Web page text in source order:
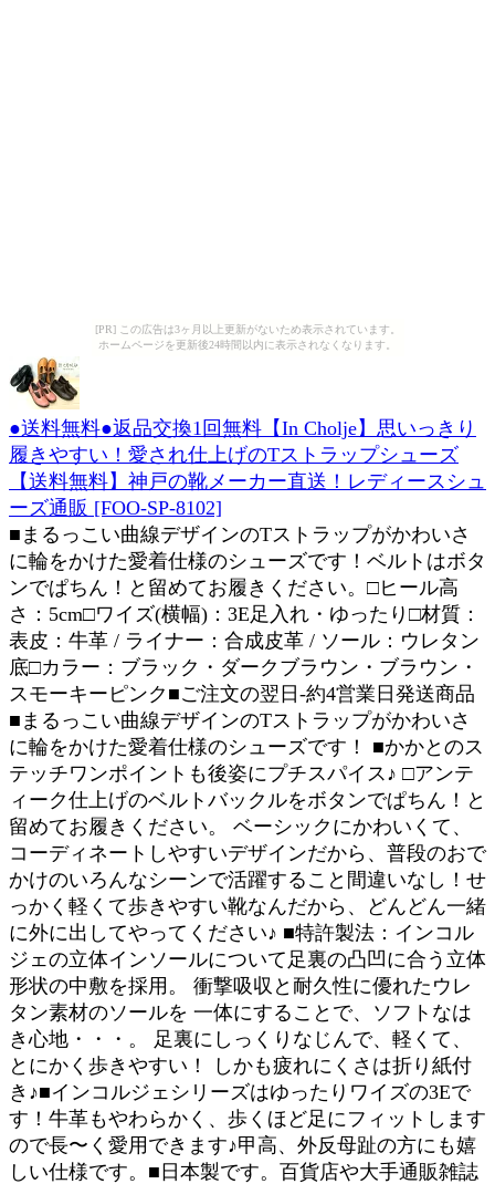
[PR] この広告は3ヶ月以上更新がないため表示されています。
ホームページを更新後24時間以内に表示されなくなります。
●送料無料●返品交換1回無料【In Cholje】思いっきり
履きやすい！愛され仕上げのTストラップシューズ
【送料無料】神戸の靴メーカー直送！レディースシュ
ーズ通販 [FOO-SP-8102]
■まるっこい曲線デザインのTストラップがかわいさ
に輪をかけた愛着仕様のシューズです！ベルトはボタ
ンでぱちん！と留めてお履きください。□ヒール高
さ：5cm□ワイズ(横幅)：3E足入れ・ゆったり□材質：
表皮：牛革 / ライナー：合成皮革 / ソール：ウレタン
底□カラー：ブラック・ダークブラウン・ブラウン・
スモーキーピンク■ご注文の翌日-約4営業日発送商品
■まるっこい曲線デザインのTストラップがかわいさ
に輪をかけた愛着仕様のシューズです！ ■かかとのス
テッチワンポイントも後姿にプチスパイス♪ □アンテ
ィーク仕上げのベルトバックルをボタンでぱちん！と
留めてお履きください。 ベーシックにかわいくて、
コーディネートしやすいデザインだから、普段のおで
かけのいろんなシーンで活躍すること間違いなし！せ
っかく軽くて歩きやすい靴なんだから、どんどん一緒
に外に出してやってください♪ ■特許製法：インコル
ジェの立体インソールについて足裏の凸凹に合う立体
形状の中敷を採用。 衝撃吸収と耐久性に優れたウレ
タン素材のソールを 一体にすることで、ソフトなは
き心地・・・。 足裏にしっくりなじんで、軽くて、
とにかく歩きやすい！ しかも疲れにくさは折り紙付
き♪■インコルジェシリーズはゆったりワイズの3Eで
す！牛革もやわらかく、歩くほど足にフィットします
ので長〜く愛用できます♪甲高、外反母趾の方にも嬉
しい仕様です。■日本製です。百貨店や大手通販雑誌